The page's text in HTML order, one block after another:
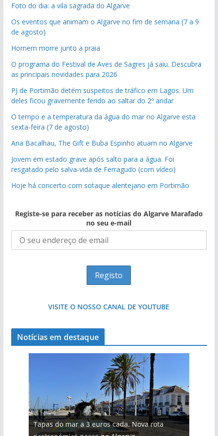
Foto do dia: a vila sagrada do Algarve
Os eventos que animam o Algarve no fim de semana (7 a 9
de agosto)
Homem morre junto a praia
O programa do Festival de Aves de Sagres já saiu. Descubra
as principais novidades para 2026
PJ de Portimão detém suspeitos de tráfico em Lagos. Um
deles ficou gravemente ferido ao saltar do 2º andar
O tempo e a temperatura da água do mar no Algarve esta
sexta-feira (7 de agosto)
Ana Bacalhau, The Gift e Buba Espinho atuam no Algarve
Jovem em estado grave após salto para a água. Foi
resgatado pelo salva-vida de Ferragudo (com vídeo)
Hoje há concerto com sotaque alentejano em Portimão
Registe-se para receber as notícias do Algarve Marafado
no seu e-mail
VISITE O NOSSO CANAL DE YOUTUBE
Notícias em destaque
Tapas do mar a 3 euros cada. Nova rota